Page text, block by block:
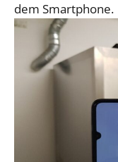
dem Smartphone.